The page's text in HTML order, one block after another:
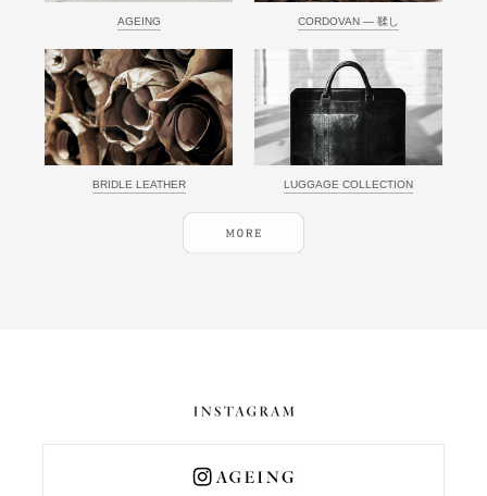
AGEING CORDOVAN ― 鞣し
BRIDLE LEATHER LUGGAGE COLLECTION